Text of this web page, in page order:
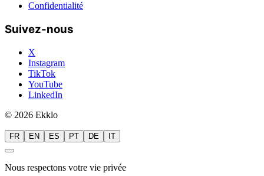
Confidentialité
Suivez-nous
X
Instagram
TikTok
YouTube
LinkedIn
© 2026 Ekklo
FR EN ES PT DE IT
Nous respectons votre vie privée